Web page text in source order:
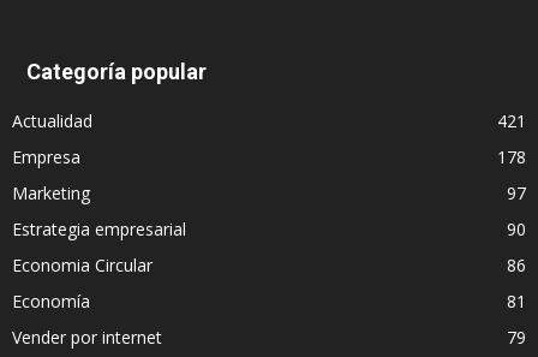
Categoría popular
Actualidad
421
Empresa
178
Marketing
97
Estrategia empresarial
90
Economia Circular
86
Economía
81
Vender por internet
79